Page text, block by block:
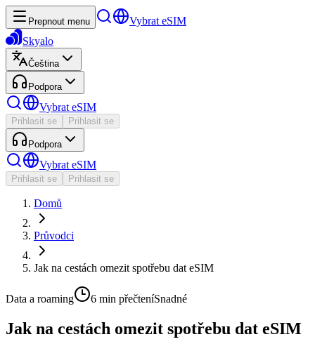
Prepnout menu
Vybrat eSIM
Skyalo
Čeština
Podpora
Vybrat eSIM
Prihlasit se Prihlasit se
Podpora
Vybrat eSIM
Prihlasit se Prihlasit se
Domů
Průvodci
Jak na cestách omezit spotřebu dat eSIM
Data a roaming 6 min přečteníSnadné
Jak na cestách omezit spotřebu dat eSIM